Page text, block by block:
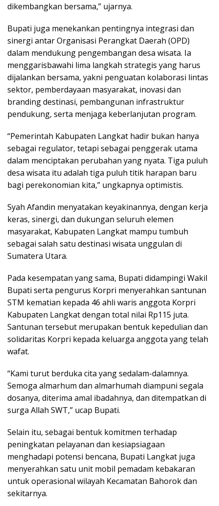
dikembangkan bersama,” ujarnya.
Bupati juga menekankan pentingnya integrasi dan
sinergi antar Organisasi Perangkat Daerah (OPD)
dalam mendukung pengembangan desa wisata. Ia
menggarisbawahi lima langkah strategis yang harus
dijalankan bersama, yakni penguatan kolaborasi lintas
sektor, pemberdayaan masyarakat, inovasi dan
branding destinasi, pembangunan infrastruktur
pendukung, serta menjaga keberlanjutan program.
“Pemerintah Kabupaten Langkat hadir bukan hanya
sebagai regulator, tetapi sebagai penggerak utama
dalam menciptakan perubahan yang nyata. Tiga puluh
desa wisata itu adalah tiga puluh titik harapan baru
bagi perekonomian kita,” ungkapnya optimistis.
Syah Afandin menyatakan keyakinannya, dengan kerja
keras, sinergi, dan dukungan seluruh elemen
masyarakat, Kabupaten Langkat mampu tumbuh
sebagai salah satu destinasi wisata unggulan di
Sumatera Utara.
Pada kesempatan yang sama, Bupati didampingi Wakil
Bupati serta pengurus Korpri menyerahkan santunan
STM kematian kepada 46 ahli waris anggota Korpri
Kabupaten Langkat dengan total nilai Rp115 juta.
Santunan tersebut merupakan bentuk kepedulian dan
solidaritas Korpri kepada keluarga anggota yang telah
wafat.
“Kami turut berduka cita yang sedalam-dalamnya.
Semoga almarhum dan almarhumah diampuni segala
dosanya, diterima amal ibadahnya, dan ditempatkan di
surga Allah SWT,” ucap Bupati.
Selain itu, sebagai bentuk komitmen terhadap
peningkatan pelayanan dan kesiapsiagaan
menghadapi potensi bencana, Bupati Langkat juga
menyerahkan satu unit mobil pemadam kebakaran
untuk operasional wilayah Kecamatan Bahorok dan
sekitarnya.